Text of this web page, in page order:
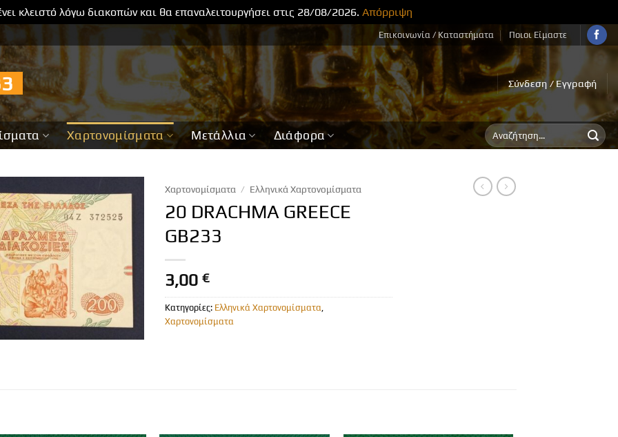
κλειστό λόγω διακοπών και θα επαναλειτουργήσει στις 28/08/2026.Απόρριψη
Επικοινωνία / Καταστήματα Ποιοι Είμαστε
Σύνδεση / Εγγραφή
Χαρτονομίσματα Μετάλλια Διάφορα
Αναζήτηση
για:
Χαρτονομίσματα / Ελληνικά Χαρτονομίσματα
20 DRACHMA GREECE
GB233
3,00 €
Κατηγορίες: Ελληνικά Χαρτονομίσματα
Χαρτονομίσματα